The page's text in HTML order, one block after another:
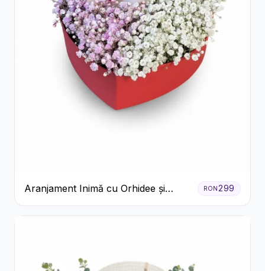
Aranjament Inimă cu Orhidee și
Floarea Miresei
RON299